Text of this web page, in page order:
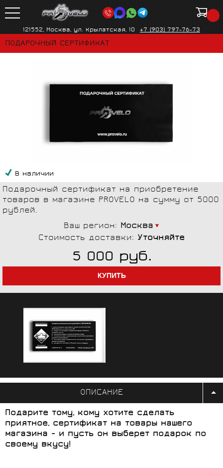
121552, Москва, ул. Крылатская, 10 +7 (903) 797-76-73
ПОДАРОЧНЫЙ СЕРТИФИКАТ
В наличии
Подарочный сертификат на приобретение
товаров в магазине PROVELO на сумму от 5000
рублей.
Ваш регион: Москва
Стоимость доставки: Уточняйте
5 000 руб.
ОПИСАНИЕ
Подарите тому, кому хотите сделать
приятное, сертификат на товары нашего
магазина - и пусть он выберет подарок по
своему вкусу!